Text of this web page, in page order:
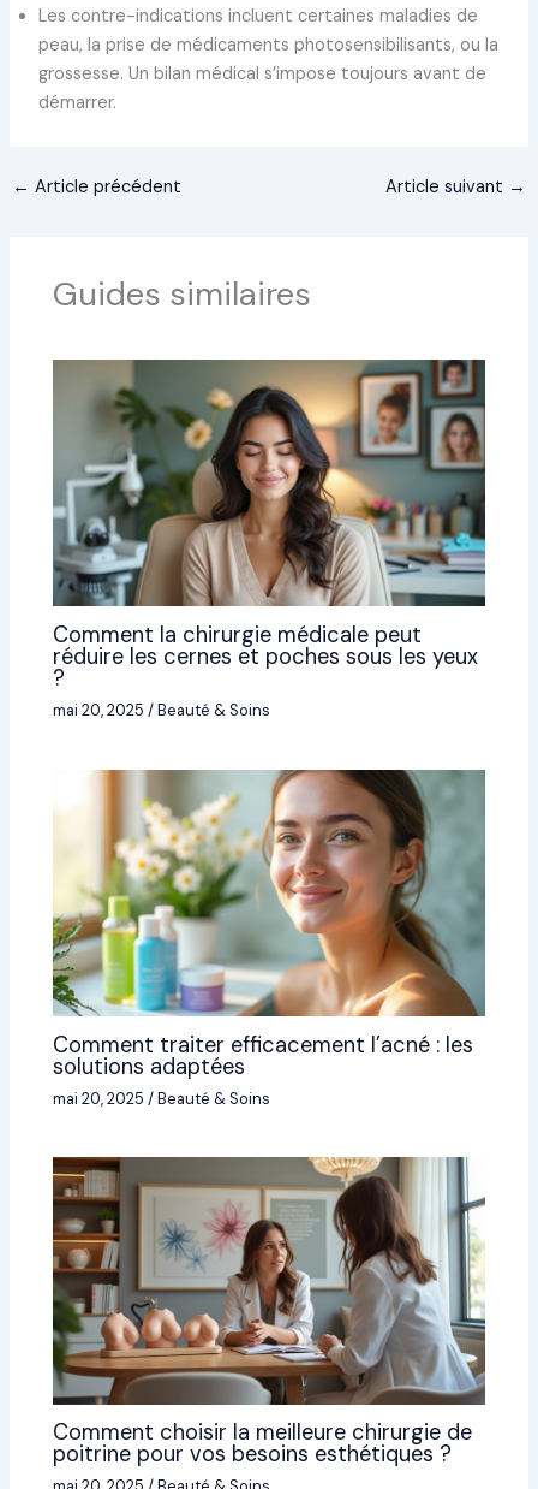
Les contre-indications incluent certaines maladies de
peau, la prise de médicaments photosensibilisants, ou la
grossesse. Un bilan médical s’impose toujours avant de
démarrer.
← Article précédent Article suivant →
Guides similaires
Comment la chirurgie médicale peut
réduire les cernes et poches sous les yeux
?
mai 20, 2025/Beauté & Soins
Comment traiter efficacement l’acné : les
solutions adaptées
mai 20, 2025/Beauté & Soins
Comment choisir la meilleure chirurgie de
poitrine pour vos besoins esthétiques ?